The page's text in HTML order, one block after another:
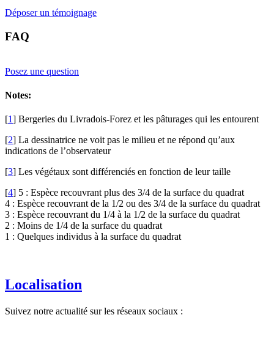
Déposer un témoignage
FAQ
Posez une question
Notes:
[1] Bergeries du Livradois-Forez et les pâturages qui les entourent
[2] La dessinatrice ne voit pas le milieu et ne répond qu’aux
indications de l’observateur
[3] Les végétaux sont différenciés en fonction de leur taille
[4] 5 : Espèce recouvrant plus des 3/4 de la surface du quadrat
4 : Espèce recouvrant de la 1/2 ou des 3/4 de la surface du quadrat
3 : Espèce recouvrant du 1/4 à la 1/2 de la surface du quadrat
2 : Moins de 1/4 de la surface du quadrat
1 : Quelques individus à la surface du quadrat
Localisation
Suivez notre actualité sur les réseaux sociaux :